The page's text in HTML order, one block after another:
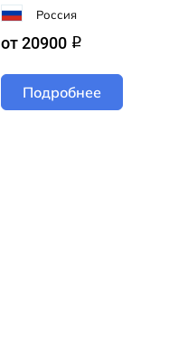
Россия
от 20900 q
Подробнее